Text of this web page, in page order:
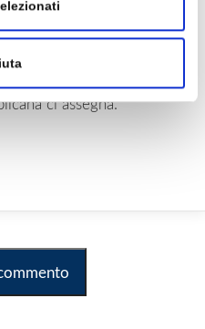
Facciamo in modo
un testo letterario
ci assegna.